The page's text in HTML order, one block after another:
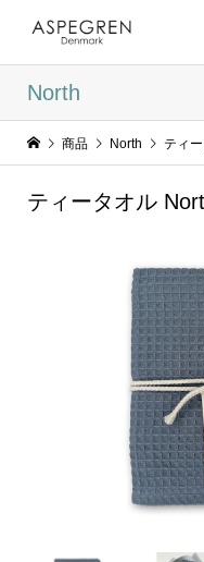
North
商品 North ティ
ティータオル